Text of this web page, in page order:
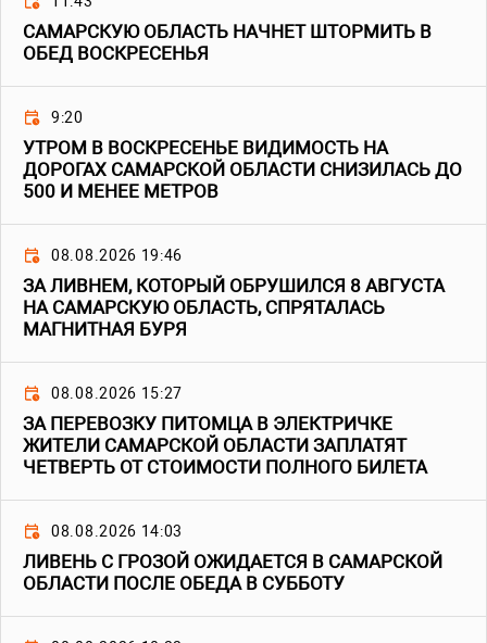
САМАРСКУЮ ОБЛАСТЬ НАЧНЕТ ШТОРМИТЬ В
ОБЕД ВОСКРЕСЕНЬЯ
9:20
УТРОМ В ВОСКРЕСЕНЬЕ ВИДИМОСТЬ НА
ДОРОГАХ САМАРСКОЙ ОБЛАСТИ СНИЗИЛАСЬ ДО
500 И МЕНЕЕ МЕТРОВ
08.08.2026 19:46
ЗА ЛИВНЕМ, КОТОРЫЙ ОБРУШИЛСЯ 8 АВГУСТА
НА САМАРСКУЮ ОБЛАСТЬ, СПРЯТАЛАСЬ
МАГНИТНАЯ БУРЯ
08.08.2026 15:27
ЗА ПЕРЕВОЗКУ ПИТОМЦА В ЭЛЕКТРИЧКЕ
ЖИТЕЛИ САМАРСКОЙ ОБЛАСТИ ЗАПЛАТЯТ
ЧЕТВЕРТЬ ОТ СТОИМОСТИ ПОЛНОГО БИЛЕТА
08.08.2026 14:03
ЛИВЕНЬ С ГРОЗОЙ ОЖИДАЕТСЯ В САМАРСКОЙ
ОБЛАСТИ ПОСЛЕ ОБЕДА В СУББОТУ